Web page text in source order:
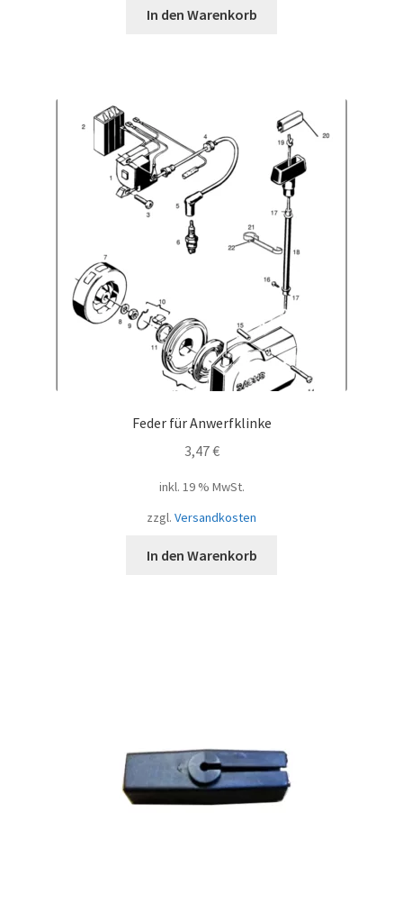
In den Warenkorb
Feder für Anwerfklinke
3,47€
inkl. 19 % MwSt.
zzgl. Versandkosten
In den Warenkorb